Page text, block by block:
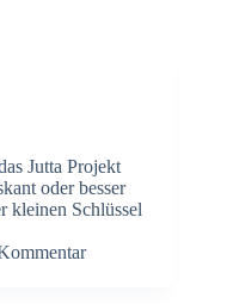
Jutta Projekt
oder besser
kleinen Schlüssel